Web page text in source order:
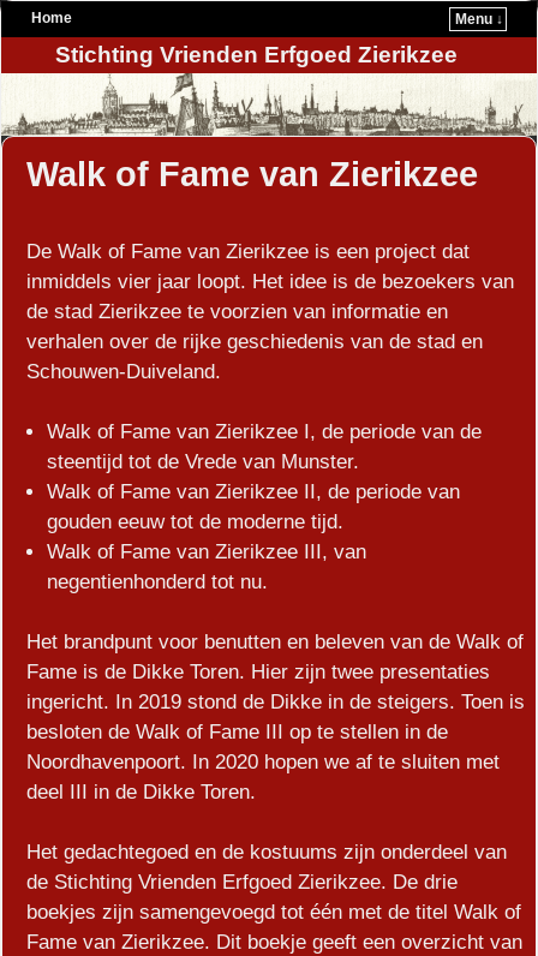
Home Menu ↓
Stichting Vrienden Erfgoed Zierikzee
Walk of Fame van Zierikzee
De Walk of Fame van Zierikzee is een project dat
inmiddels vier jaar loopt. Het idee is de bezoekers van
de stad Zierikzee te voorzien van informatie en
verhalen over de rijke geschiedenis van de stad en
Schouwen-Duiveland.
Walk of Fame van Zierikzee I, de periode van de
steentijd tot de Vrede van Munster.
Walk of Fame van Zierikzee II, de periode van
gouden eeuw tot de moderne tijd.
Walk of Fame van Zierikzee III, van
negentienhonderd tot nu.
Het brandpunt voor benutten en beleven van de Walk of
Fame is de Dikke Toren. Hier zijn twee presentaties
ingericht. In 2019 stond de Dikke in de steigers. Toen is
besloten de Walk of Fame III op te stellen in de
Noordhavenpoort. In 2020 hopen we af te sluiten met
deel III in de Dikke Toren.
Het gedachtegoed en de kostuums zijn onderdeel van
de Stichting Vrienden Erfgoed Zierikzee. De drie
boekjes zijn samengevoegd tot één met de titel Walk of
Fame van Zierikzee. Dit boekje geeft een overzicht van